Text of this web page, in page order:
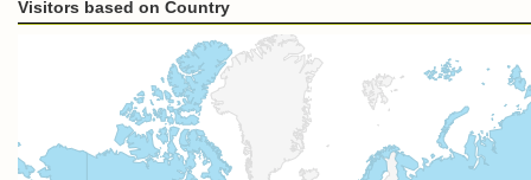
Visitors based on Country